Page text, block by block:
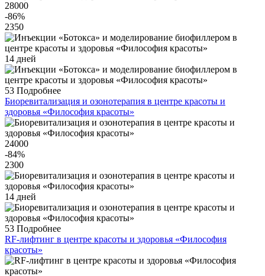
28000
-86%
2350
14 дней
53 Подробнее
Биоревитализация и озонотерапия в центре красоты и
здоровья «Философия красоты»
24000
-84%
2300
14 дней
53 Подробнее
RF-лифтинг в центре красоты и здоровья «Философия
красоты»